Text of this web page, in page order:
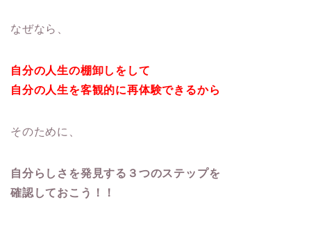
なぜなら、
自分の人生の棚卸しをして
自分の人生を客観的に再体験できるから
そのために、
自分らしさを発見する３つのステップを
確認しておこう！！